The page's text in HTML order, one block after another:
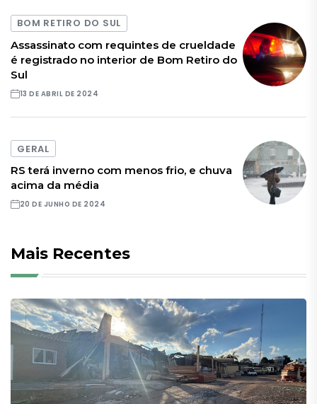
BOM RETIRO DO SUL
Assassinato com requintes de crueldade
é registrado no interior de Bom Retiro do
Sul
13 DE ABRIL DE 2024
GERAL
RS terá inverno com menos frio, e chuva
acima da média
20 DE JUNHO DE 2024
Mais Recentes